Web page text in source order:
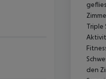
Triple
den